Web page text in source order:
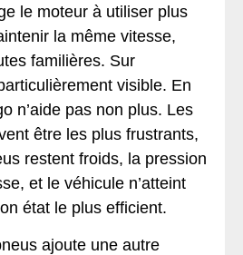
le moteur à utiliser plus
la même vitesse,
familières. Sur
visible. En
n’aide pas non plus. Les
être les plus frustrants,
restent froids, la pression
et le véhicule n’atteint
état le plus efficient.
ajoute une autre